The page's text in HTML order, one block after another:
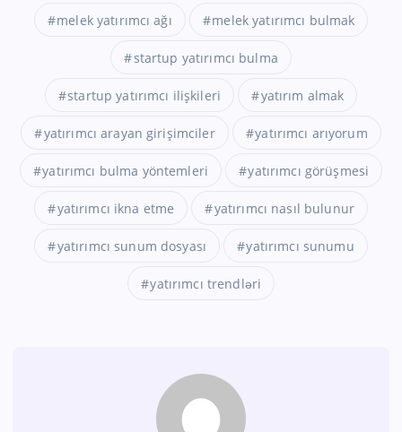
melek yatırımcı ağı melek yatırımcı bulmak
startup yatırımcı bulma
startup yatırımcı ilişkileri yatırım almak
yatırımcı arayan girişimciler yatırımcı arıyorum
yatırımcı bulma yöntemleri yatırımcı görüşmesi
yatırımcı ikna etme yatırımcı nasıl bulunur
yatırımcı sunum dosyası yatırımcı sunumu
yatırımcı trendləri